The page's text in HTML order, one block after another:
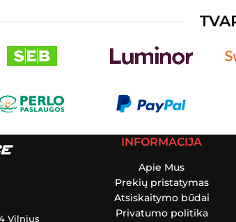
Vilnius
INFORMACIJA
Apie Mus
Prekių pristatymas
Atsiskaitymo būdai
Privatumo politika